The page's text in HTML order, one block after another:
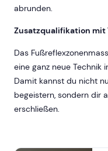
abrunden.
Zusatzqualifikation mit
Das
eine ganz neue Technik
Damit kannst du nicht
begeistern, sondern dir
erschließen.